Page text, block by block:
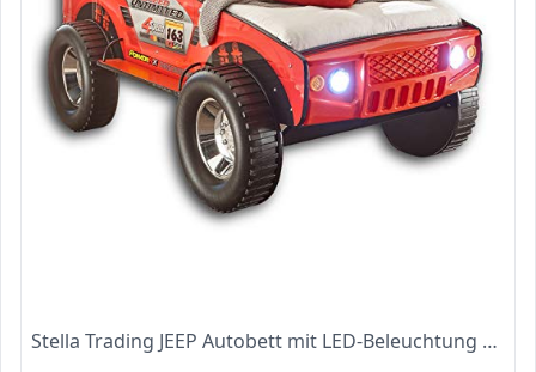
Stella Trading JEEP Autobett mit LED-Beleuchtung 90 x 200 cm - Aufregendes & hohes SUV Auto Kinderbett für kleine Rennfahrer in rot - 120 x 81 x 211 cm (B/H/T)